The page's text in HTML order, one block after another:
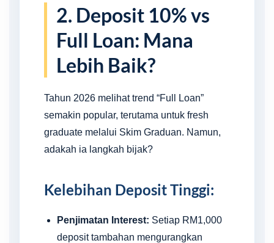
2. Deposit 10% vs
Full Loan: Mana
Lebih Baik?
Tahun 2026 melihat trend “Full Loan”
semakin popular, terutama untuk fresh
graduate melalui Skim Graduan. Namun,
adakah ia langkah bijak?
Kelebihan Deposit Tinggi:
Penjimatan Interest: Setiap RM1,000
deposit tambahan mengurangkan